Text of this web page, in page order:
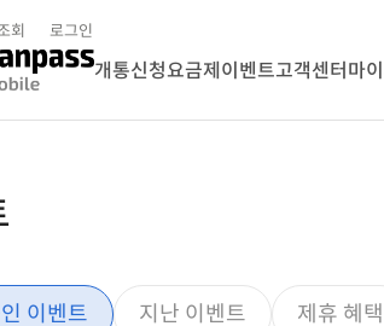
회 로그인
개통신청요금제 이벤트고객센터마
이벤트 지난 이벤트 제휴 혜택